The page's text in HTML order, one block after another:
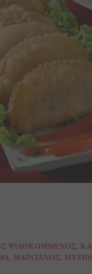
ΨΙΛΟΚΟΜΜΈΝΟΣ
ΜΑΪΝΤΑΝΌΣ